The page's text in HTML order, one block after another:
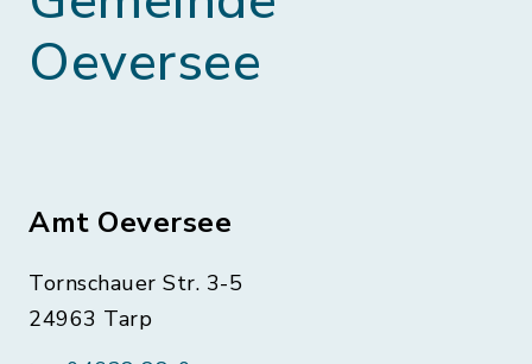
Oeversee
Amt Oeversee
Tornschauer Str. 3-5
24963 Tarp